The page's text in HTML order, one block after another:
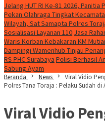
Jelang HUT RI Ke-81 2026,
Pekan Olahraga Tingkat
Wilayah, Sat Samapta Polres
Sosialisasi Layanan 110 Jasa
Waris Korban Kebakaran KM
Dampingi Wamenhub Tinjau
RS PHC Surabaya Polisi Berhasil
Sabung Ayam
Beranda News
Viral Vidio
Polres Tana Toraja : Pelaku Sudah di
Viral Vidio